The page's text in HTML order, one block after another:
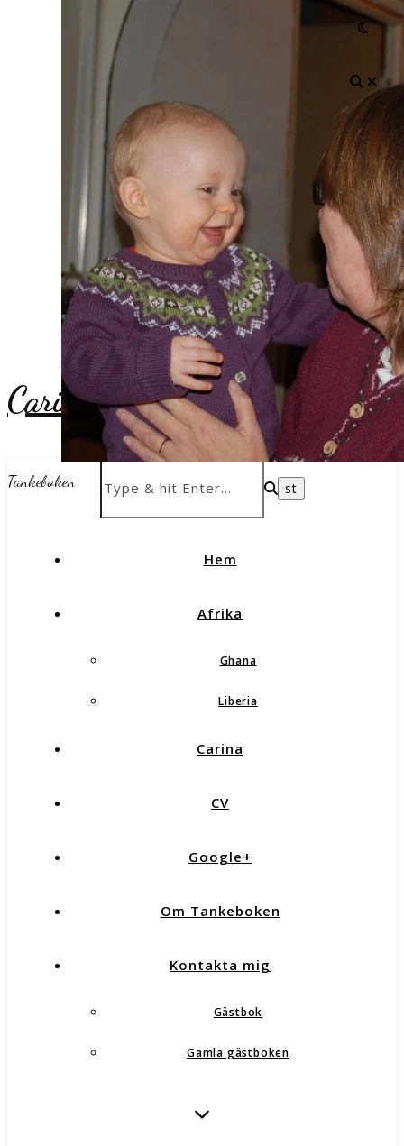
Carina´s tankar – Tankeboken
Tankeboken
Hem
Afrika
Ghana
Liberia
Carina
CV
Google+
Om Tankeboken
Kontakta mig
Gästbok
Gamla gästboken